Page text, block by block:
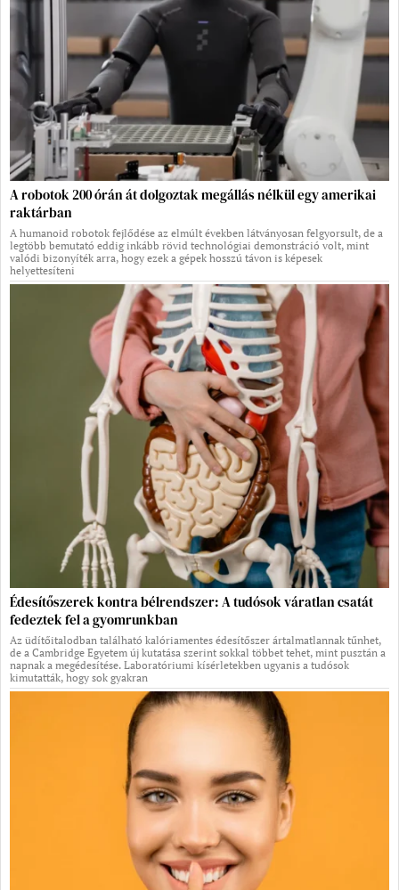
A robotok 200 órán át dolgoztak megállás nélkül egy amerikai
raktárban
A humanoid robotok fejlődése az elmúlt években látványosan felgyorsult, de a
legtöbb bemutató eddig inkább rövid technológiai demonstráció volt, mint
valódi bizonyíték arra, hogy ezek a gépek hosszú távon is képesek
helyettesíteni
Édesítőszerek kontra bélrendszer: A tudósok váratlan csatát
fedeztek fel a gyomrunkban
Az üdítőitalodban található kalóriamentes édesítőszer ártalmatlannak tűnhet,
de a Cambridge Egyetem új kutatása szerint sokkal többet tehet, mint pusztán a
napnak a megédesítése. Laboratóriumi kísérletekben ugyanis a tudósok
kimutatták, hogy sok gyakran